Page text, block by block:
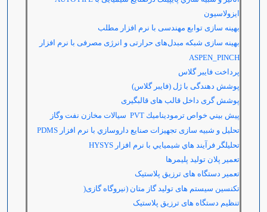
ایزولاسیون
بهینه سازی توابع مهندسی با نرم افزار مطلب
بهینه سازی شبکه مبدل‌های حرارتی و انرژی مصرفی با نرم افزار
ASPEN_PINCH
پرداخت فایبر گلاس
پوشش دهندگی با ژل (فایبر گلاس)
پوشش گری داخل قالب های قالبگیری
پيش بيني خواص ترموديناميك PVT سيالات مخازن نفت وگاز
تحلیل و شبیه سازی تجهيزات صنايع داروسازي با نرم افزار PDMS
تحليلگر فرآيند هاي شيميايي با نرم افزار HYSYS
تعمیر پلان تولید پلیمرها
تعمیر دستگاه های ترزیق پلاستیک
تکنسین سیستم های تولید گاز متان (نیروگاه گازی(
تنظیم دستگاه های ترزیق پلاستیک